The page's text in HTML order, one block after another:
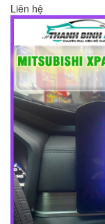
Liên hệ